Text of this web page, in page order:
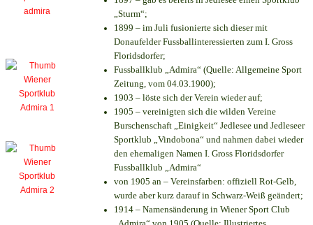
„Sturm“;
1899 – im Juli fusionierte sich dieser mit
Donaufelder Fussballinteressierten zum I. Gross
Floridsdorfer;
Fussballklub „Admira“ (Quelle: Allgemeine Sport
Zeitung, vom 04.03.1900);
1903 – löste sich der Verein wieder auf;
1905 – vereinigten sich die wilden Vereine
Burschenschaft „Einigkeit“ Jedlesee und Jedleseer
Sportklub „Vindobona“ und nahmen dabei wieder
den ehemaligen Namen I. Gross Floridsdorfer
Fussballklub „Admira“
von 1905 an – Vereinsfarben: offiziell Rot-Gelb,
wurde aber kurz darauf in Schwarz-Weiß geändert;
1914 – Namensänderung in Wiener Sport Club